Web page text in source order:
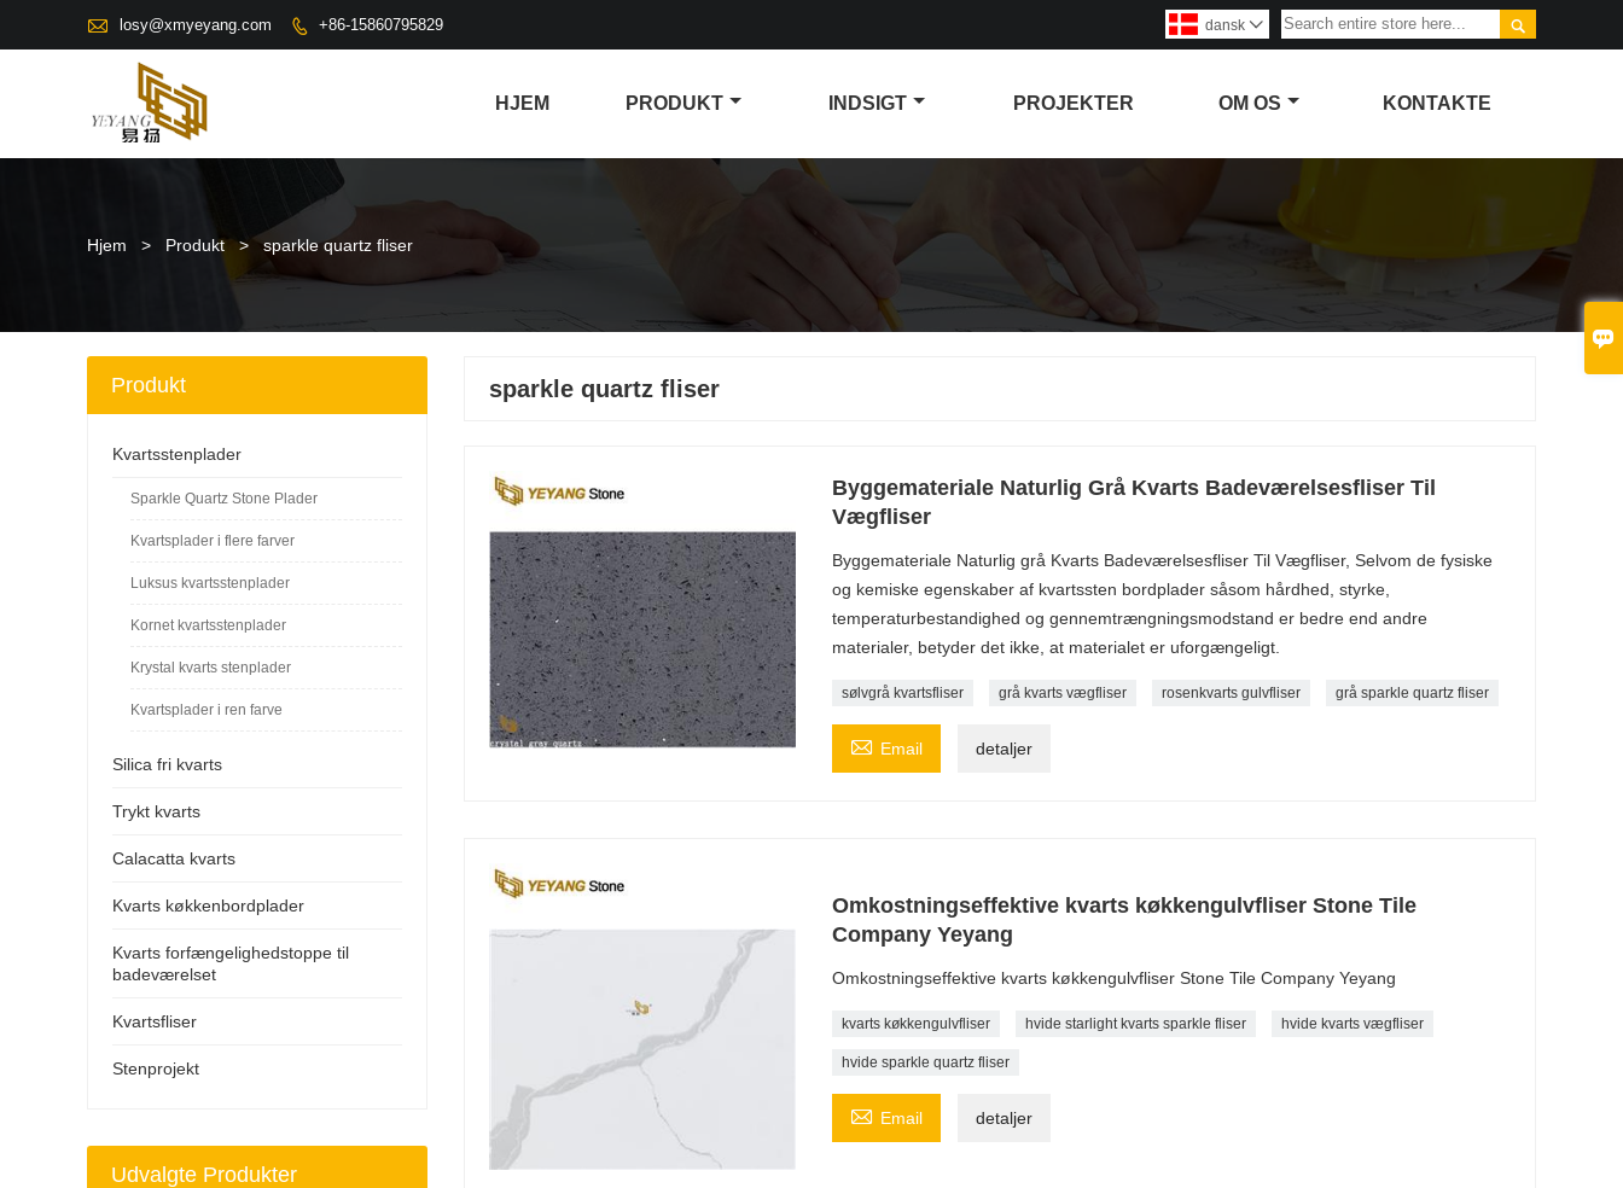

 losy@xmyeyang.com  +86-15860795829 
dansk 
HJEM PRODUKT INDSIGT PROJEKTER OM OS KONTAKTE
Hjem > Produkt > sparkle quartz fliser
sparkle quartz fliser
Byggemateriale Naturlig Grå Kvarts Badeværelsesfliser Til
Vægfliser
Byggemateriale Naturlig grå Kvarts Badeværelsesfliser Til Vægfliser, Selvom de fysiske
og kemiske egenskaber af kvartssten bordplader såsom hårdhed, styrke,
temperaturbestandighed og gennemtrængningsmodstand er bedre end andre
materialer, betyder det ikke, at materialet er uforgængeligt.
sølvgrå kvartsfliser grå kvarts vægfliser rosenkvarts gulvfliser grå sparkle quartz fliser
 Email detaljer
Omkostningseffektive kvarts køkkengulvfliser Stone Tile
Company Yeyang
Omkostningseffektive kvarts køkkengulvfliser Stone Tile Company Yeyang
kvarts køkkengulvfliser hvide starlight kvarts sparkle fliser hvide kvarts vægfliser
hvide sparkle quartz fliser
 Email detaljer
Produkt
Kvartsstenplader
Sparkle Quartz Stone Plader
Kvartsplader i flere farver
Luksus kvartsstenplader
Kornet kvartsstenplader
Krystal kvarts stenplader
Kvartsplader i ren farve
Silica fri kvarts
Trykt kvarts
Calacatta kvarts
Kvarts køkkenbordplader
Kvarts forfængelighedstoppe til
badeværelset
Kvartsfliser
Stenprojekt
Udvalgte Produkter